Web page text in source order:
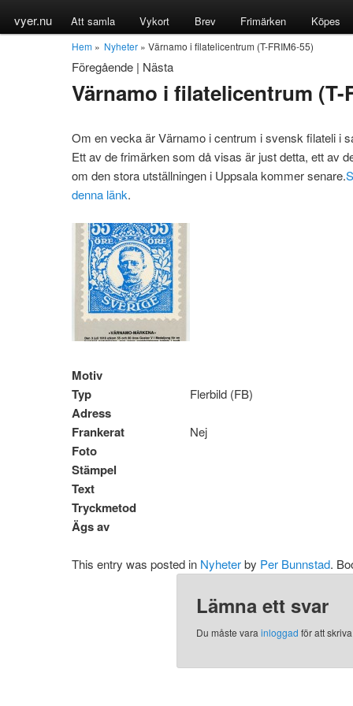
vyer.nu Att samla Vykort Brev Frimärken Köpes
Hem » Nyheter » Värnamo i filatelicentrum (T-FRIM6-55)
Föregående | Nästa
Värnamo i filatelicentrum (T-
Om en vecka är Värnamo i centrum i svensk filateli i
Ett av de frimärken som då visas är just detta, ett av
om den stora utställningen i Uppsala kommer senare.
denna länk.
Motiv
Typ
Flerbild (FB)
Adress
Frankerat
Nej
Foto
Stämpel
Text
Tryckmetod
Ägs av
This entry was posted in Nyheterby Per Bunnstad.
Lämna ett svar
Du måste varainloggad för att